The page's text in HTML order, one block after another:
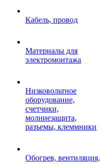
Кабель, провод
Материалы для
электромонтажа
Низковольтное
оборудование,
счетчики,
молниезащита,
разъемы, клеммники
Обогрев, вентиляция,